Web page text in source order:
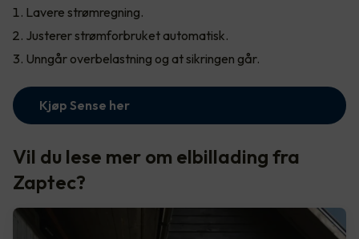
Lavere strømregning.
Justerer strømforbruket automatisk.
Unngår overbelastning og at sikringen går.
Kjøp Sense her
Vil du lese mer om elbillading fra
Zaptec?